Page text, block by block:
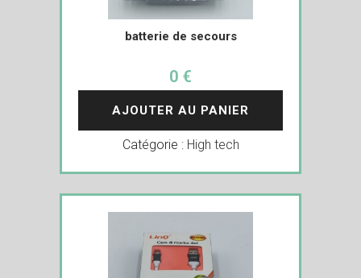
batterie de secours
0 €
AJOUTER AU PANIER
Catégorie : High tech